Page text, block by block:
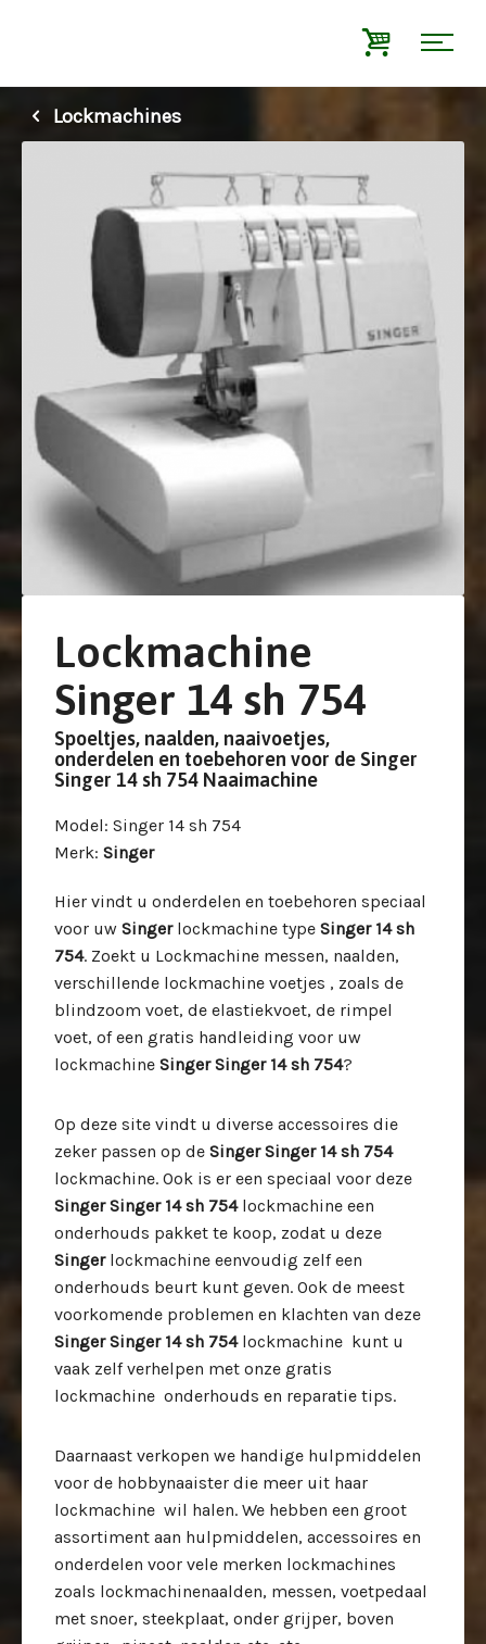
Lockmachines
Lockmachine
Singer 14 sh 754
Spoeltjes, naalden, naaivoetjes,
onderdelen en toebehoren voor de Singer
Singer 14 sh 754 Naaimachine
Model: Singer 14 sh 754
Merk: Singer
Hier vindt u onderdelen en toebehoren speciaal
voor uw Singerlockmachine type Singer 14 sh
754. Zoekt u Lockmachine messen, naalden,
verschillende lockmachine voetjes , zoals de
blindzoom voet, de elastiekvoet, de rimpel
voet, of een gratis handleiding voor uw
lockmachine Singer Singer 14 sh 754?
Op deze site vindt u diverse accessoires die
zeker passen op de Singer Singer 14 sh 754
lockmachine. Ook is er een speciaal voor deze
Singer Singer 14 sh 754lockmachine een
onderhouds pakket te koop, zodat u deze
Singerlockmachine eenvoudig zelf een
onderhouds beurt kunt geven. Ook de meest
voorkomende problemen en klachten van deze
Singer Singer 14 sh 754lockmachine kunt u
vaak zelf verhelpen met onze gratis
lockmachine onderhouds en reparatie tips.
Daarnaast verkopen we handige hulpmiddelen
voor de hobbynaaister die meer uit haar
lockmachine wil halen. We hebben een groot
assortiment aan hulpmiddelen, accessoires en
onderdelen voor vele merken lockmachines
zoals lockmachinenaalden, messen, voetpedaal
met snoer, steekplaat, onder grijper, boven